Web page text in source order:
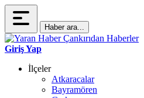
Haber ara...
Giriş Yap
İlçeler
Atkaracalar
Bayramören